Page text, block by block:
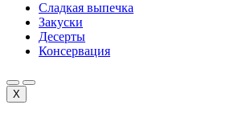
Сладкая выпечка
Закуски
Десерты
Консервация
X